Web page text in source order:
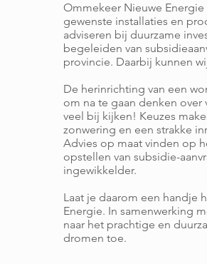
Ommekeer Nieuwe
gewenste installaties en
adviseren bij duurzame
begeleiden van
provincie. Daarbij kunnen
De herinrichting van een
om na te gaan denken over
veel bij kijken! Keuzes
zonwering en een strakke
Advies op maat vinden op
opstellen van subsidie-
ingewikkelder.
Laat je daarom een handje
Energie. In samenwerking
naar het prachtige en
dromen toe.